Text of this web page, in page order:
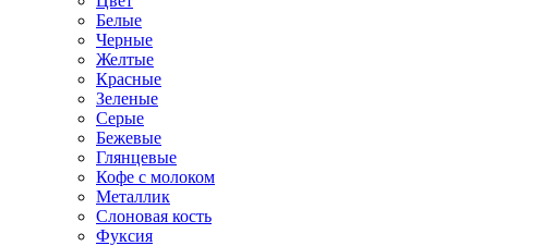
Белые
Черные
Желтые
Красные
Зеленые
Серые
Бежевые
Глянцевые
Кофе с молоком
Металлик
Слоновая кость
Фуксия